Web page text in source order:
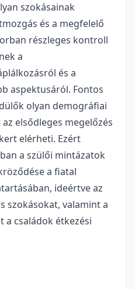
szokásainak
és a megfelelő
részleges kontroll
a
és a
aspektusáról. Fontos
olyan demográfiai
elsődleges megelőzés
elérheti. Ezért
a szülői mintázatok
a fiatal
ideértve az
szokásokat, valamint a
a családok étkezési